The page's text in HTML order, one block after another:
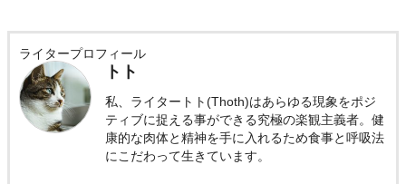
ライタープロフィール
トト
私、ライタートト(Thoth)はあらゆる現象をポジ
ティブに捉える事ができる究極の楽観主義者。健
康的な肉体と精神を手に入れるため食事と呼吸法
にこだわって生きています。